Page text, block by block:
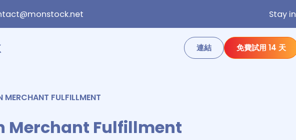
Stay
連結 免費試用 14 天
MERCHANT FULFILLMENT
Merchant Fulfillment